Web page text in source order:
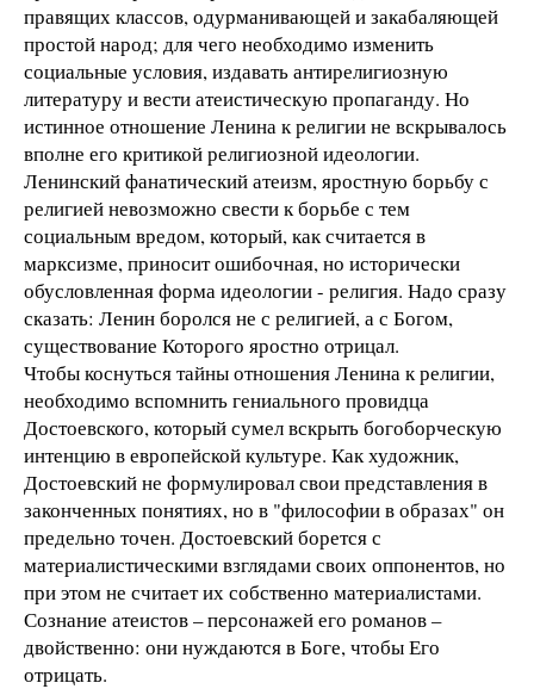
правящих классов, одурманивающей и закабаляющей
простой народ; для чего необходимо изменить
социальные условия, издавать антирелигиозную
литературу и вести атеистическую пропаганду. Но
истинное отношение Ленина к религии не вскрывалось
вполне его критикой религиозной идеологии.
Ленинский фанатический атеизм, яростную борьбу с
религией невозможно свести к борьбе с тем
социальным вредом, который, как считается в
марксизме, приносит ошибочная, но исторически
обусловленная форма идеологии - религия. Надо сразу
сказать: Ленин боролся не с религией, а с Богом,
существование Которого яростно отрицал.
Чтобы коснуться тайны отношения Ленина к религии,
необходимо вспомнить гениального провидца
Достоевского, который сумел вскрыть богоборческую
интенцию в европейской культуре. Как художник,
Достоевский не формулировал свои представления в
законченных понятиях, но в "философии в образах" он
предельно точен. Достоевский борется с
материалистическими взглядами своих оппонентов, но
при этом не считает их собственно материалистами.
Сознание атеистов – персонажей его романов –
двойственно: они нуждаются в Боге, чтобы Его
отрицать.